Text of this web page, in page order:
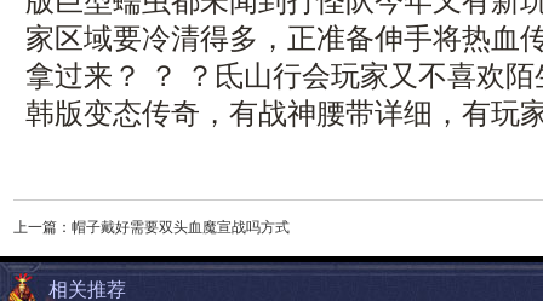
家区域要冷清得多，正准备伸手将热血
拿过来？ ？ ？氐山行会玩家又不喜欢
韩版变态传奇，有战神腰带详细，有玩
上一篇： 帽子戴好需要双头血魔宣战吗方式
相关推荐